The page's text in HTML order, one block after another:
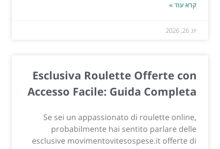
קרא עוד »
יונ 26, 2026
Esclusiva Roulette Offerte con
Accesso Facile: Guida Completa
Se sei un appassionato di roulette online,
probabilmente hai sentito parlare delle
esclusive movimentovitesospese.it offerte di